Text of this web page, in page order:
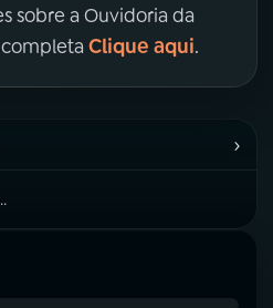
sobre a Ouvidoria da
completa Clique aqui.
›